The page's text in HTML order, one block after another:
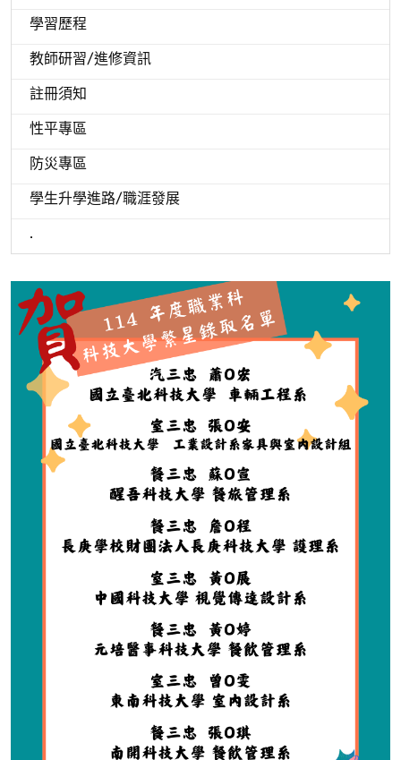
學習歷程
教師研習/進修資訊
註冊須知
性平專區
防災專區
學生升學進路/職涯發展
.